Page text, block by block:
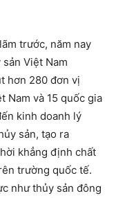
trước, năm nay
Việt Nam
hơn 280 đơn vị
Nam và 15 quốc gia
kinh doanh lý
sản, tạo ra
khẳng định chất
trường quốc tế.
như thủy sản đông